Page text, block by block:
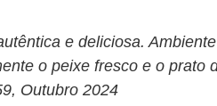
e deliciosa.
o peixe fresco e o prato
Outubro 2024